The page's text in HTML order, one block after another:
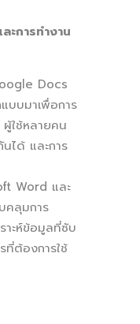
ะการทำงาน
Docs
บบมาเพื่อการ
ใช้หลายคน
ได้ และการ
Word และ
คลุมการ
าะห์ข้อมูลที่ซับ
ที่ต้องการใช้